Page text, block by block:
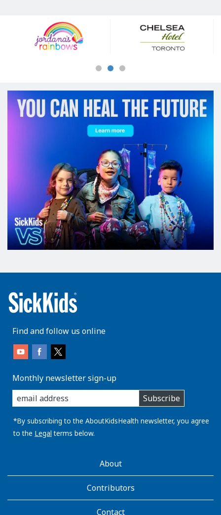
Sponsors
Find and follow us online
Monthly newsletter sign-up
enter
you
email
address:
Subscribe
*By subscribing to the AboutKidsHealth newsletter, you agree
to the Legal terms below.
AboutKidsHealthAbout
Contributors
Contact